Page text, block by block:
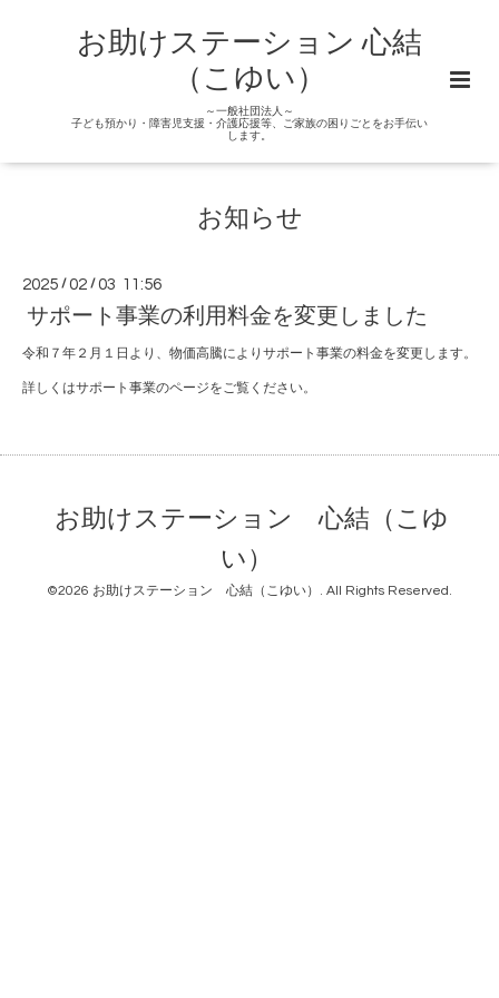
お助けステーション 心結
（こゆい）
～一般社団法人～
子ども預かり・障害児支援・介護応援等、ご家族の困りごとをお手伝い
します。
お知らせ
2025 /02 /03 11:56
サポート事業の利用料金を変更しました
令和７年２月１日より、物価高騰によりサポート事業の料金を変更します。
詳しくはサポート事業のページをご覧ください。
お助けステーション 心結（こゆ
い）
©2026 お助けステーション 心結（こゆい） . All Rights Reserved.